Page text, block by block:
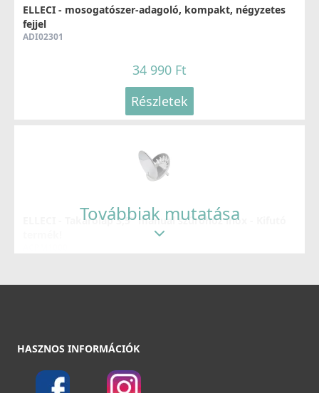
ELLECI - mosogatószer-adagoló, kompakt, négyzetes
fejjel
ADI02301
34 990 Ft
Részletek
ELLECI - Takarólap 3,5" manual szűrőhöz inox - Kifutó
5 980 Ft
Továbbiak mutatása
HASZNOS INFORMÁCIÓK